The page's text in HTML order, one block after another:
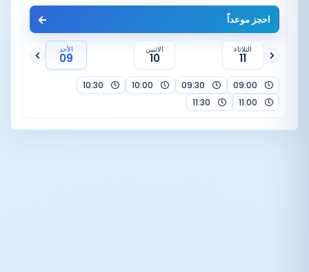
احجز موعداً
الثلاثاء
11
الاثنين
10
الأحد
09